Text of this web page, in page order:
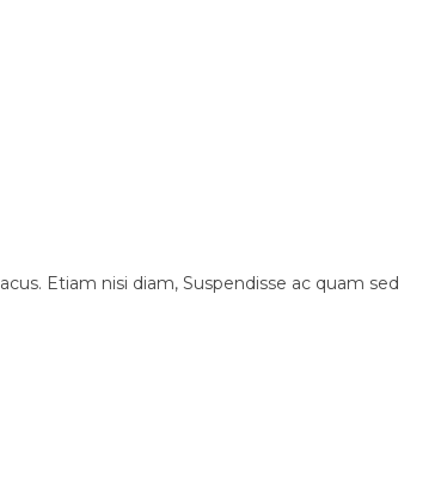
Etiam nisi diam, Suspendisse ac quam sed